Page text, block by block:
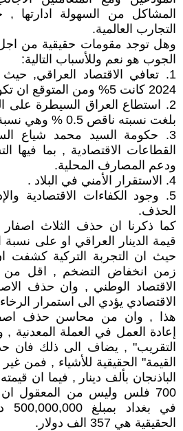
المشاكل من السهولة ادارتها
التجارب العالمية.
وهل توجد مقومات حقيقية من اجل
الجوب هو نعم وللأسباب التالية:
1. تعافي الاقتصاد العراقي,
2024 كانت 5% ومن المتوقع ان تكون 4% لعام 2025. .
2. استطاع العراق السيطرة على
بلغت نسبته ناقص 0.5 % وهي نسبة يحسده العالم عليه.
3. حكومة السيد محمد شياع
القطاعات الاقتصادية , بما فيها
ودعم المصارف المحلية.
4. الاستقرار الأمني في البلاد .
5. وجود الكفاءات الاقتصادية
الحذف.
كما ذكرنا ان حذف الثلاث
قيمة الدينار العراقي او على
حيث ان التجربة التركية كشفت
الاقتصاد الوطني , وان حذف
الاقتصادي يؤدي الى استمرار
هذا , وان من محاسن حذف اصفار
إعادة العمل في العملة
التقريب" , يضاف الى ذلك فان
القيمة" الحقيقية للأشياء , فمن
الباذنجان بألف دينار , فيما ان
700 فلس وليس من المعقول
الحقيقية هي 357 الف دولار.